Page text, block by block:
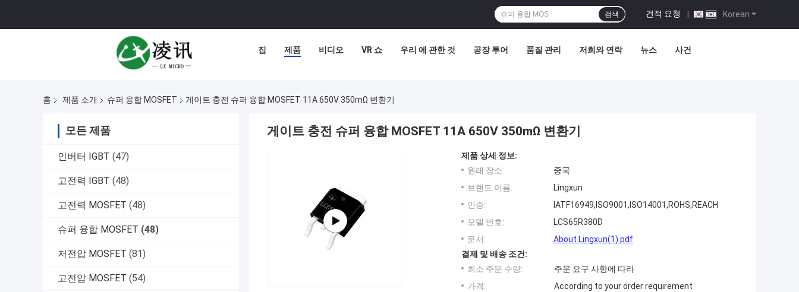
Korean
견적 요청 |
검색
집 제품 비디오 VR 쇼 우리 에 관한 것 공장 투어 품질 관리 저희와 연락 뉴스 사건
홈 제품 소개 슈퍼 융합 MOSFET 게이트 충전 슈퍼 융합 MOSFET 11A 650V 350mΩ 변환기
모든 제품
인버터 IGBT (47)
고전력 IGBT (48)
고전력 MOSFET (48)
슈퍼 융합 MOSFET (48)
저전압 MOSFET (81)
고전압 MOSFET (54)
게이트 충전 슈퍼 융합 MOSFET 11A 650V 350mΩ 변환기
제품 상세 정보:
원래 장소:
중국
브랜드 이름:
Lingxun
인증:
IATF16949,ISO9001,ISO14001,ROHS,REACH
모델 번호:
LCS65R380D
문서:
About Lingxun(1).pdf
결제 및 배송 조건:
최소 주문 수량:
주문 요구 사항에 따라
가격:
According to your order requirement